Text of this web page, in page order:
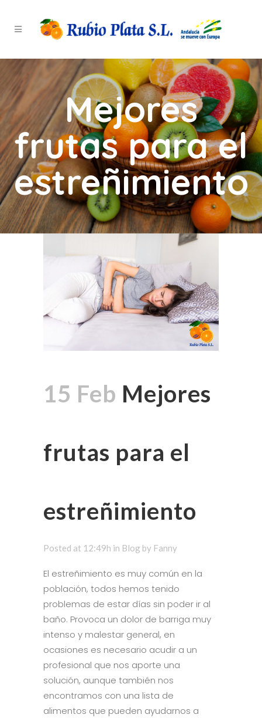
Mejores
frutas para el
estreñimiento
15 Feb Mejores
frutas para el
estreñimiento
Posted at 12:49h in Blog by Fanny
El estreñimiento es muy común en la
población, todos hemos tenido
problemas de estar días sin poder ir al
baño. Provoca un dolor de barriga muy
intenso y malestar general, en
ocasiones es necesario acudir a un
profesional que nos aporte una
solución, aunque también nos
encontramos con una lista de
alimentos que pueden ayudarnos a